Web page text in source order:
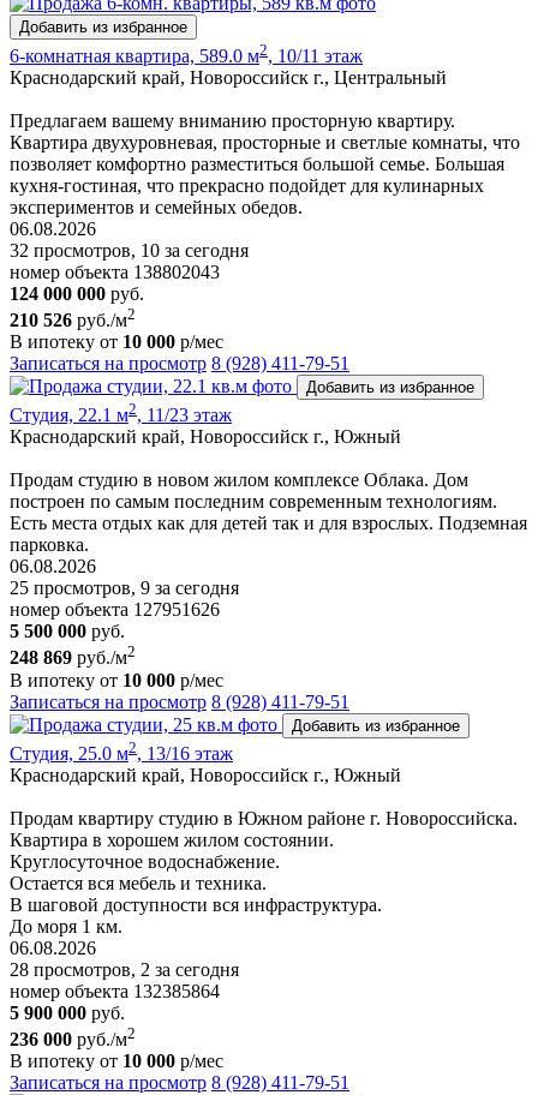
Добавить из избранное
6-комнатная квартира, 589.0 м2, 10/11 этаж
Краснодарский край, Новороссийск г., Центральный
Предлагаем вашему вниманию просторную квартиру.
Квартира двухуровневая, просторные и светлые комнаты, что
позволяет комфортно разместиться большой семье. Большая
кухня-гостиная, что прекрасно подойдет для кулинарных
экспериментов и семейных обедов.
06.08.2026
32 просмотров, 10 за сегодня
номер объекта 138802043
124 000 000 руб.
210 526 руб./м2
В ипотеку от 10 000 р/мес
Записаться на просмотр 8 (928) 411-79-51
Добавить из избранное
Студия, 22.1 м2, 11/23 этаж
Краснодарский край, Новороссийск г., Южный
Продам студию в новом жилом комплексе Облака. Дом
построен по самым последним современным технологиям.
Есть места отдых как для детей так и для взрослых. Подземная
парковка.
06.08.2026
25 просмотров, 9 за сегодня
номер объекта 127951626
5 500 000 руб.
248 869 руб./м2
В ипотеку от 10 000 р/мес
Записаться на просмотр 8 (928) 411-79-51
Добавить из избранное
Студия, 25.0 м2, 13/16 этаж
Краснодарский край, Новороссийск г., Южный
Продам квартиру студию в Южном районе г. Новороссийска.
Квартира в хорошем жилом состоянии.
Круглосуточное водоснабжение.
Остается вся мебель и техника.
В шаговой доступности вся инфраструктура.
До моря 1 км.
06.08.2026
28 просмотров, 2 за сегодня
номер объекта 132385864
5 900 000 руб.
236 000 руб./м2
В ипотеку от 10 000 р/мес
Записаться на просмотр 8 (928) 411-79-51